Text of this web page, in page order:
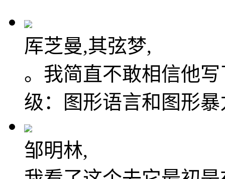
厍芝曼,其弦梦,
。我简直不敢相信他
级：图形语言和图形暴
邹明林,